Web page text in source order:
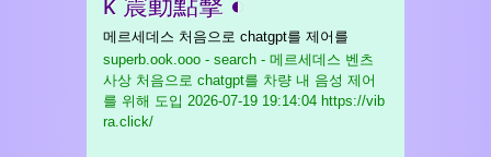
메르세데스 처음으로 chatgpt를 제어를
superb.ook.ooo - search - 메르세데스 벤츠
사상 처음으로 chatgpt를 차량 내 음성 제어
를 위해 도입 2026-07-19 19:14:04 https://vib
ra.click/